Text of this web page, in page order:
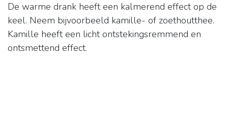
De warme drank heeft een kalmerend effect op de
keel. Neem bijvoorbeeld kamille- of zoethoutthee.
Kamille heeft een licht ontstekingsremmend en
ontsmettend effect.